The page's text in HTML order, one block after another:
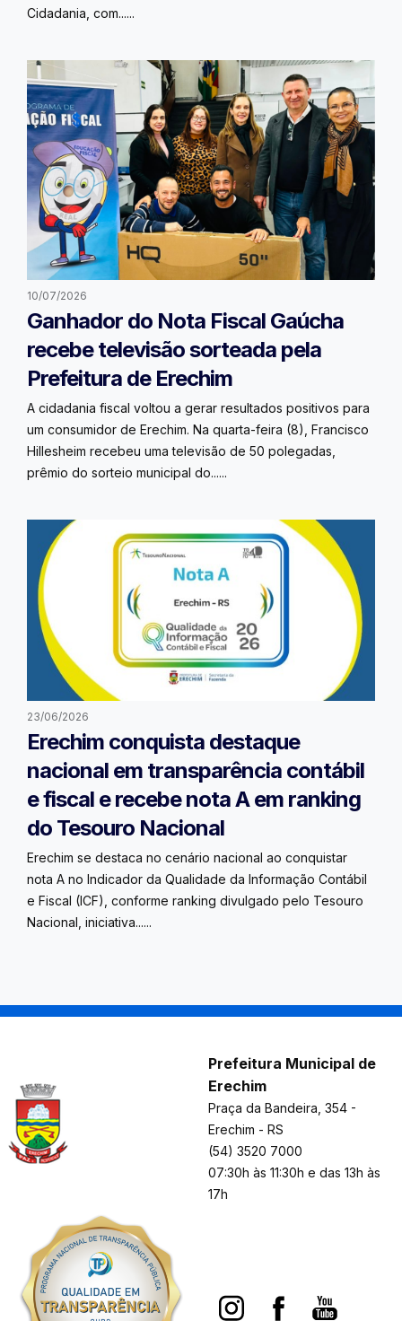
Cidadania, com......
10/07/2026
Ganhador do Nota Fiscal Gaúcha
recebe televisão sorteada pela
Prefeitura de Erechim
A cidadania fiscal voltou a gerar resultados positivos para
um consumidor de Erechim. Na quarta-feira (8), Francisco
Hillesheim recebeu uma televisão de 50 polegadas,
prêmio do sorteio municipal do......
23/06/2026
Erechim conquista destaque
nacional em transparência contábil
e fiscal e recebe nota A em ranking
do Tesouro Nacional
Erechim se destaca no cenário nacional ao conquistar
nota A no Indicador da Qualidade da Informação Contábil
e Fiscal (ICF), conforme ranking divulgado pelo Tesouro
Nacional, iniciativa......
Prefeitura Municipal de
Erechim
Praça da Bandeira, 354 -
Erechim - RS
(54) 3520 7000
07:30h às 11:30h e das 13h às
17h